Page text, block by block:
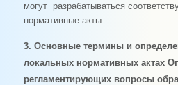
могут разрабатываться
нормативные акты.
3. Основные термины и
локальных нормативных актах
регламентирующих вопросы